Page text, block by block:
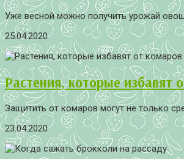
Уже весной можно получить урожай
25.04.2020
Растения, которые избавят
Защитить от комаров могут не только
23.04.2020